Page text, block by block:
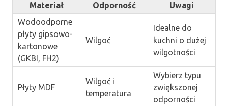
Materiał Odporność
Uwagi
Wodoodporne
płyty gipsowo-
kartonowe
(GKBI, FH2)
Wilgoć
Idealne do
kuchni o dużej
wilgotności
Płyty MDF
Wilgoć i
temperatura
Wybierz typu
zwiększonej
odporności